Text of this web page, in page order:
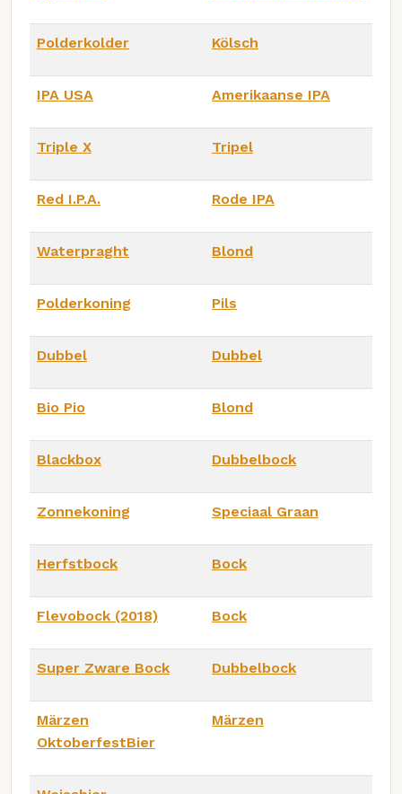
Polderkolder Kölsch
IPA USA Amerikaanse IPA
Triple X Tripel
Red I.P.A. Rode IPA
Waterpraght Blond
Polderkoning Pils
Dubbel Dubbel
Bio Pio Blond
Blackbox Dubbelbock
Zonnekoning Speciaal Graan
Herfstbock Bock
Flevobock (2018) Bock
Super Zware Bock Dubbelbock
Märzen
OktoberfestBier
Märzen